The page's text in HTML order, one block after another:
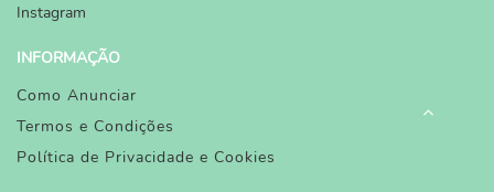
Instagram
INFORMAÇÃO
Como Anunciar
Termos e Condições
Política de Privacidade e Cookies